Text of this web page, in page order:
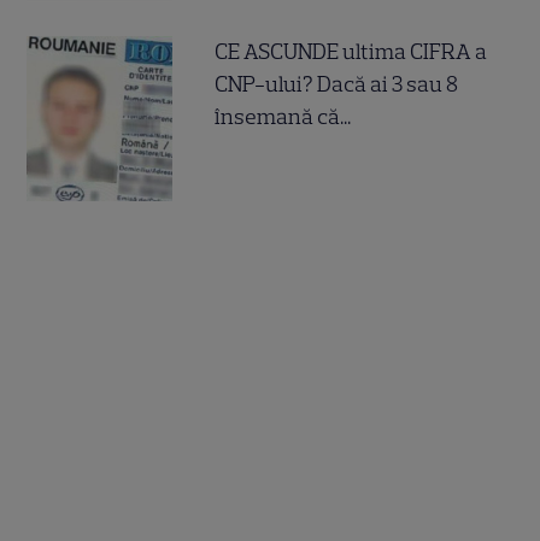
CE ASCUNDE ultima CIFRA a
CNP-ului? Dacă ai 3 sau 8
însemană că...